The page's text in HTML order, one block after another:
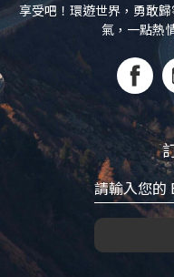
享受吧！環遊世界，勇敢
氣，一點熱